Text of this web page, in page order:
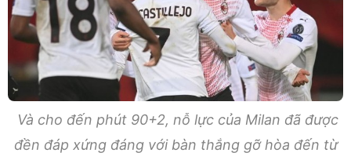
Và cho đến phút 90+2, nỗ lực của Milan đã được
đền đáp xứng đáng với bàn thắng gỡ hòa đến từ